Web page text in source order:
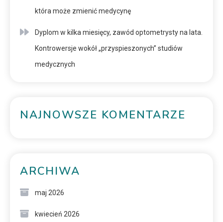
która może zmienić medycynę
Dyplom w kilka miesięcy, zawód optometrysty na lata.
Kontrowersje wokół „przyspieszonych” studiów
medycznych
NAJNOWSZE KOMENTARZE
ARCHIWA
maj 2026
kwiecień 2026